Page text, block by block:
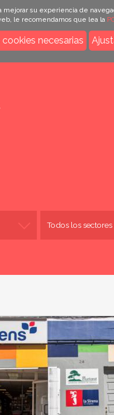
mejorar su experiencia de
le recomendamos que lea la
necesarias